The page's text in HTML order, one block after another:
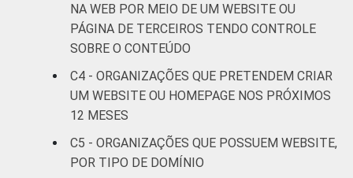
Estudos para o Desenvolvimento da
Sociedade da Informação (Cetic.br),
Pesquisa sobre o uso das Tecnologias de
Informação e Comunicação nas organizações
sem fins lucrativos brasileiras - TIC
NA WEB POR MEIO DE UM WEBSITE OU
PÁGINA DE TERCEIROS TENDO CONTROLE
SOBRE O CONTEÚDO
C4 - ORGANIZAÇÕES QUE PRETENDEM CRIAR
UM WEBSITE OU HOMEPAGE NOS PRÓXIMOS
12 MESES
C5 - ORGANIZAÇÕES QUE POSSUEM WEBSITE,
POR TIPO DE DOMÍNIO